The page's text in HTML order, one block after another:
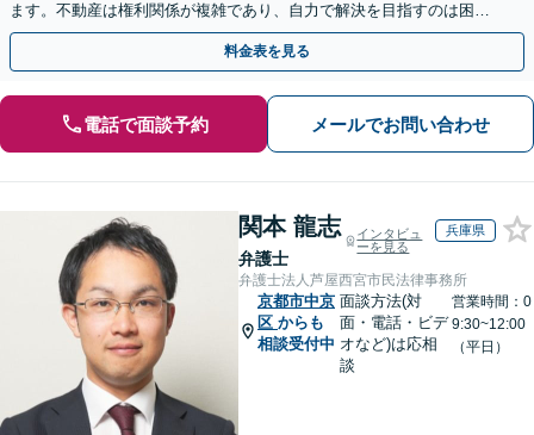
ます。不動産は権利関係が複雑であり、自力で解決を目指すのは困難
です。お早めに弁護士にご相談ください。
料金表を見る
電話で面談予約 メールでお問い合わせ
関本 龍志
弁護士
インタビュ
ーを見る
兵庫県
弁護士法人芦屋西宮市民法律事務所
京都市中京
区 からも
相談受付中
面談方法(対
面・電話・ビデ
オなど)は応相
談
営業時間：0
9:30~12:00
（平日）